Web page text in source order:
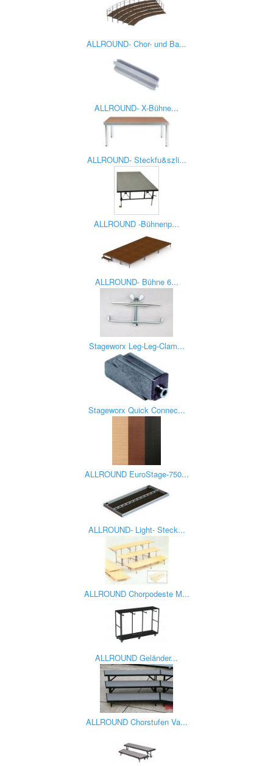
ALLROUND- Chor- und Ba...
ALLROUND- X-Bühne...
ALLROUND- Steckfu&szli...
ALLROUND -Bühnenp...
ALLROUND- Bühne 6...
Stageworx Leg-Leg-Clam...
Stageworx Quick Connec...
ALLROUND EuroStage-750...
ALLROUND- Light- Steck...
ALLROUND Chorpodeste M...
ALLROUND Geländer...
ALLROUND Chorstufen Va...